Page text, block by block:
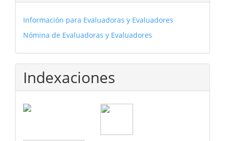
Información para Evaluadoras y Evaluadores
Nómina de Evaluadoras y Evaluadores
Indexaciones